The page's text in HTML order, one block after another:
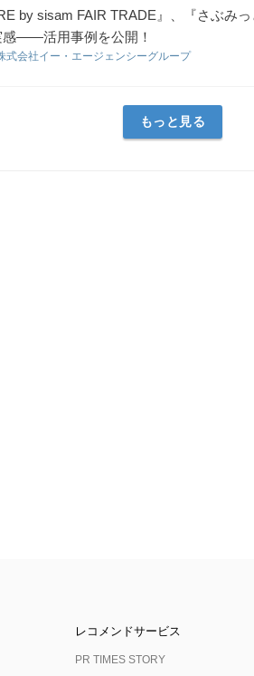
by sisam FAIR TRADE』、『さぶみ
感——活用事例を公開！
式会社イー・エージェンシーグループ
もっと見る
レコメンドサービス
PR TIMES STORY